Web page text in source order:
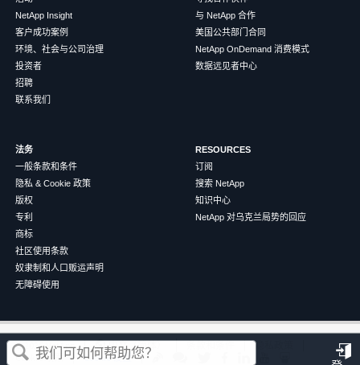
这篇文章对您有帮助吗？
NetApp Insight
客户成功案例
环境、社会与公司治理
投资者
招聘
联系我们
与 NetApp 合作
美国公共部门合同
NetApp OnDemand 消费模式
数据远见者中心
法务
一般条款和条件
隐私 & Cookie 政策
版权
专利
商标
社区使用条款
奴隶制和人口贩运声明
无障碍使用
RESOURCES
订阅
搜索 NetApp
知识中心
NetApp 对乌克兰局势的回应
©2026NetApp 中文（简体） 条款和条件
隐私政策
Cookie 政策
Cookie 设置